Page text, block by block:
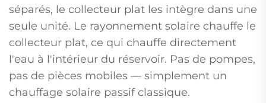
séparés, le collecteur plat les intègre dans une
seule unité. Le rayonnement solaire chauffe le
collecteur plat, ce qui chauffe directement
l'eau à l'intérieur du réservoir. Pas de pompes,
pas de pièces mobiles — simplement un
chauffage solaire passif classique.